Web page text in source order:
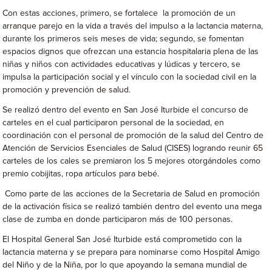
Con estas acciones, primero, se fortalece la promoción de un
arranque parejo en la vida a través del impulso a la lactancia materna,
durante los primeros seis meses de vida; segundo, se fomentan
espacios dignos que ofrezcan una estancia hospitalaria plena de las
niñas y niños con actividades educativas y lúdicas y tercero, se
impulsa la participación social y el vínculo con la sociedad civil en la
promoción y prevención de salud.
Se realizó dentro del evento en San José Iturbide el concurso de
carteles en el cual participaron personal de la sociedad, en
coordinación con el personal de promoción de la salud del Centro de
Atención de Servicios Esenciales de Salud (CISES) logrando reunir 65
carteles de los cales se premiaron los 5 mejores otorgándoles como
premio cobijitas, ropa artículos para bebé.
Como parte de las acciones de la Secretaria de Salud en promoción
de la activación física se realizó también dentro del evento una mega
clase de zumba en donde participaron más de 100 personas.
El Hospital General San José Iturbide está comprometido con la
lactancia materna y se prepara para nominarse como Hospital Amigo
del Niño y de la Niña, por lo que apoyando la semana mundial de